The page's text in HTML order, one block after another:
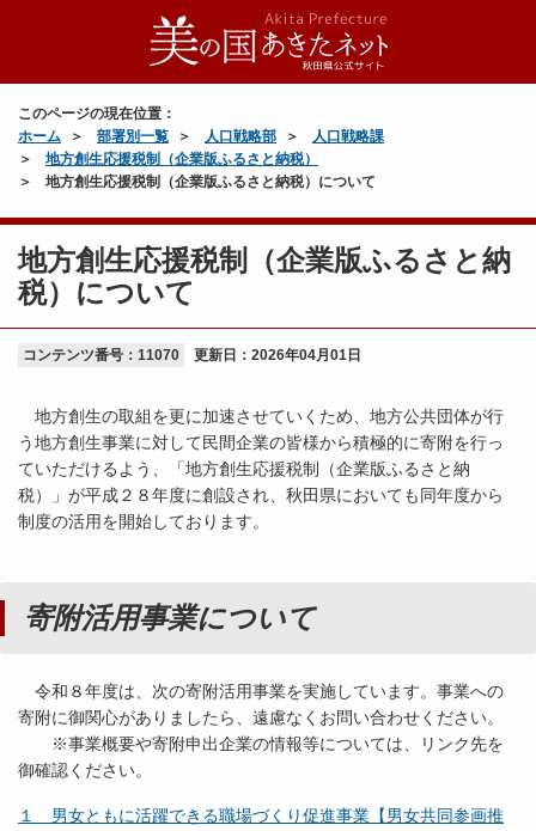
このページの現在位置：
ホーム
部署別一覧 人口戦略部
人口戦略課
地方創生応援税制（企業版ふるさと納税）
地方創生応援税制（企業版ふるさと納税）について
地方創生応援税制（企業版ふるさと納
税）について
コンテンツ番号：11070 更新日： 2026年04月01日
地方創生の取組を更に加速させていくため、地方公共団体が行
う地方創生事業に対して民間企業の皆様から積極的に寄附を行っ
ていただけるよう、「地方創生応援税制（企業版ふるさと納
税）」が平成２８年度に創設され、秋田県においても同年度から
制度の活用を開始しております。
寄附活用事業について
令和８年度は、次の寄附活用事業を実施しています。事業への
寄附に御関心がありましたら、遠慮なくお問い合わせください。
※事業概要や寄附申出企業の情報等については、リンク先を
御確認ください。
１ 男女ともに活躍できる職場づくり促進事業【男女共同参画推